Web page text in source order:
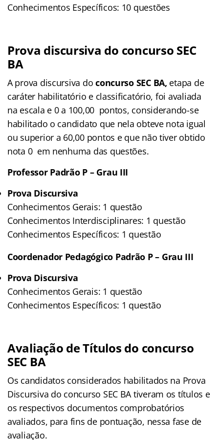
Conhecimentos Específicos: 10 questões
Prova discursiva do concurso SEC
BA
A prova discursiva doconcurso SEC BA, etapa de
caráter habilitatório e classificatório, foi avaliada
na escala e 0 a 100,00 pontos, considerando-se
habilitado o candidato que nela obteve nota igual
ou superior a 60,00 pontos e que não tiver obtido
nota 0 em nenhuma das questões.
Professor Padrão P – Grau III
Prova Discursiva
Conhecimentos Gerais: 1 questão
Conhecimentos Interdisciplinares: 1 questão
Conhecimentos Específicos: 1 questão
Coordenador Pedagógico Padrão P – Grau III
Prova Discursiva
Conhecimentos Gerais: 1 questão
Conhecimentos Específicos: 1 questão
Avaliação de Títulos do concurso
SEC BA
Os candidatos considerados habilitados na Prova
Discursiva do concurso SEC BA tiveram os títulos e
os respectivos documentos comprobatórios
avaliados, para fins de pontuação, nessa fase de
avaliação.